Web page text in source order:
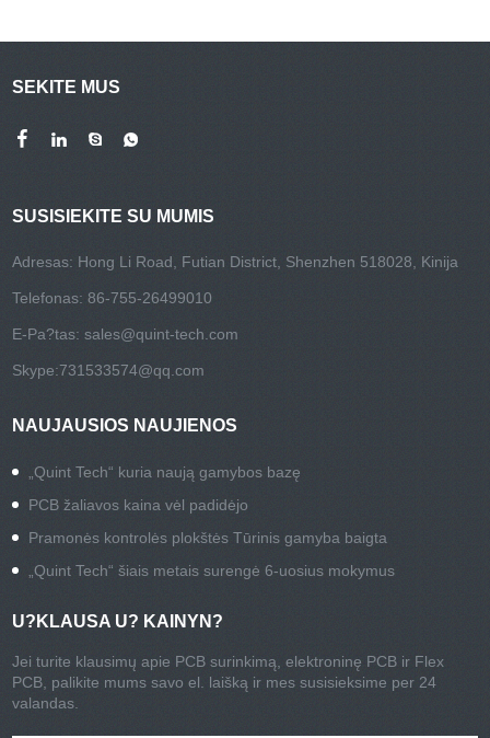
SEKITE MUS
SUSISIEKITE SU MUMIS
Adresas: Hong Li Road, Futian District, Shenzhen 518028, Kinija
Telefonas: 86-755-26499010
E-Pa?tas:sales@quint-tech.com
Skype:731533574@qq.com
NAUJAUSIOS NAUJIENOS
„Quint Tech“ kuria naują gamybos bazę
PCB žaliavos kaina vėl padidėjo
Pramonės kontrolės plokštės Tūrinis gamyba baigta
„Quint Tech“ šiais metais surengė 6-uosius mokymus
U?KLAUSA U? KAINYN?
Jei turite klausimų apie PCB surinkimą, elektroninę PCB ir Flex
PCB, palikite mums savo el. laišką ir mes susisieksime per 24
valandas.